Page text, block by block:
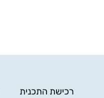
רכישת התכנית